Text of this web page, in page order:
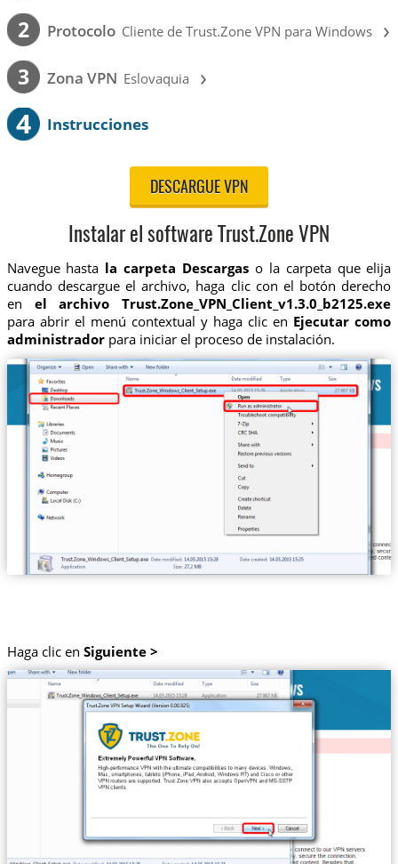
2 Protocolo Cliente de Trust.Zone VPN para Windows ›
3 Zona VPN Eslovaquia ›
4 Instrucciones
DESCARGUE VPN
Instalar el software Trust.Zone VPN
Navegue hasta la carpeta Descargas o la carpeta que elija
cuando descargue el archivo, haga clic con el botón derecho
en el archivo Trust.Zone_VPN_Client_v1.3.0_b2125.exe
para abrir el menú contextual y haga clic en Ejecutar como
administradorpara iniciar el proceso de instalación.
Haga clic en Siguiente >